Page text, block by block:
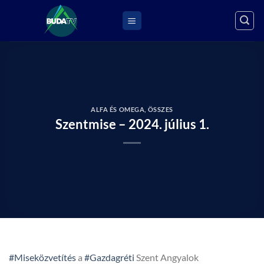
ALFA ÉS OMEGA ÖSSZES
Szentmise – 2024. július 1.
#Miseközvetítésa #Gazdagréti Szent Angyalok